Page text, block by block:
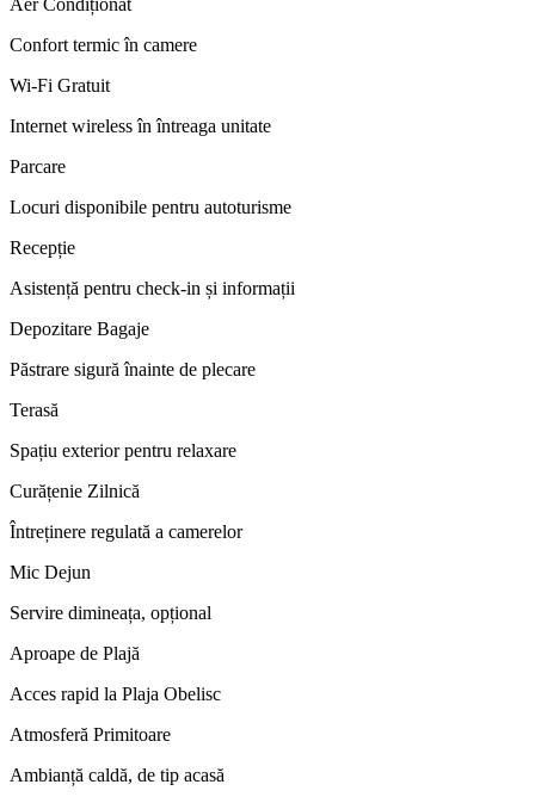
Confort termic în camere
Wi-Fi Gratuit
Internet wireless în întreaga unitate
Parcare
Locuri disponibile pentru autoturisme
Recepție
Asistență pentru check-in și informații
Depozitare Bagaje
Păstrare sigură înainte de plecare
Terasă
Spațiu exterior pentru relaxare
Curățenie Zilnică
Întreținere regulată a camerelor
Mic Dejun
Servire dimineața, opțional
Aproape de Plajă
Acces rapid la Plaja Obelisc
Atmosferă Primitoare
Ambianță caldă, de tip acasă